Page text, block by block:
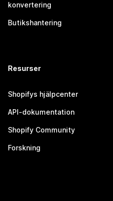
konvertering
Butikshantering
Resurser
Shopifys hjälpcenter
API-dokumentation
Shopify Community
Forskning